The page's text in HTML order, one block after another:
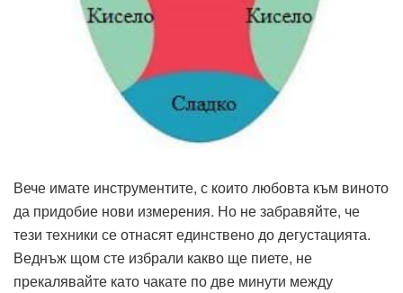
Вече имате инструментите, с които любовта към виното
да придобие нови измерения. Но не забравяйте, че
тези техники се отнасят единствено до дегустацията.
Веднъж щом сте избрали какво ще пиете, не
прекалявайте като чакате по две минути между